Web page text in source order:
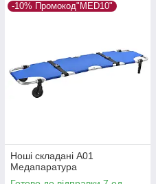
-10% Промокод"MED10"
Ноші складані А01
Медапаратура